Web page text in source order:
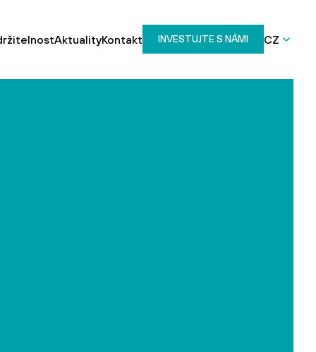
AktualityKontakt INVESTUJTE S NÁMI CZ